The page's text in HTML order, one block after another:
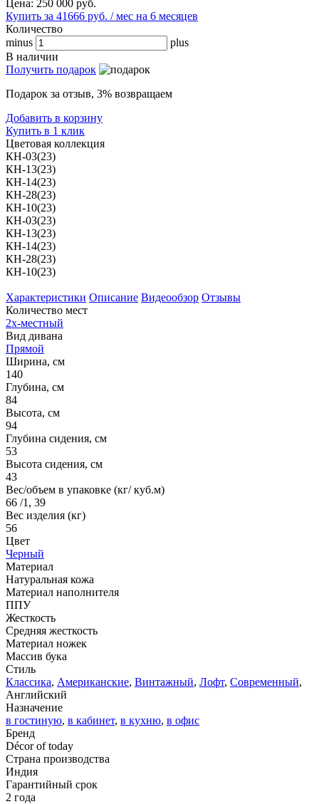
Цена: 250 000 руб.
Купить за 41666 руб. / мес на 6 месяцев
Количество
minus
plus
В наличии
Получить подарок
Подарок за отзыв, 3% возвращаем
Добавить в корзину
Купить в 1 клик
Цветовая коллекция
КН-03(23)
КН-13(23)
КН-14(23)
КН-28(23)
КН-10(23)
КН-03(23)
КН-13(23)
КН-14(23)
КН-28(23)
КН-10(23)
Характеристики Описание Видеообзор Отзывы
Количество мест
2х-местный
Вид дивана
Прямой
Ширина, см
140
Глубина, см
84
Высота, см
94
Глубина сидения, см
53
Высота сидения, см
43
Вес/объем в упаковке (кг/ куб.м)
66 /1, 39
Вес изделия (кг)
56
Цвет
Черный
Материал
Натуральная кожа
Материал наполнителя
ППУ
Жесткость
Средняя жесткость
Материал ножек
Массив бука
Стиль
Классика, Американские, Винтажный, Лофт, Современный,
Английский
Назначение
в гостиную, в кабинет, в кухню, в офис
Бренд
Décor of today
Страна производства
Индия
Гарантийный срок
2 года